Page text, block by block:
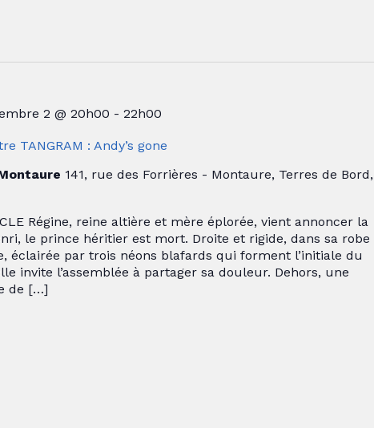
TANGRAM : Andy’s gone
2 @ 20h00 - 22h00
141, rue des Forrières - Montaure, Terres de Bord,
Régine, reine altière et mère éplorée, vient annoncer la
le prince héritier est mort. Droite et rigide, dans sa robe
éclairée par trois néons blafards qui forment l’initiale du
invite l’assemblée à partager sa douleur. Dehors, une
de […]